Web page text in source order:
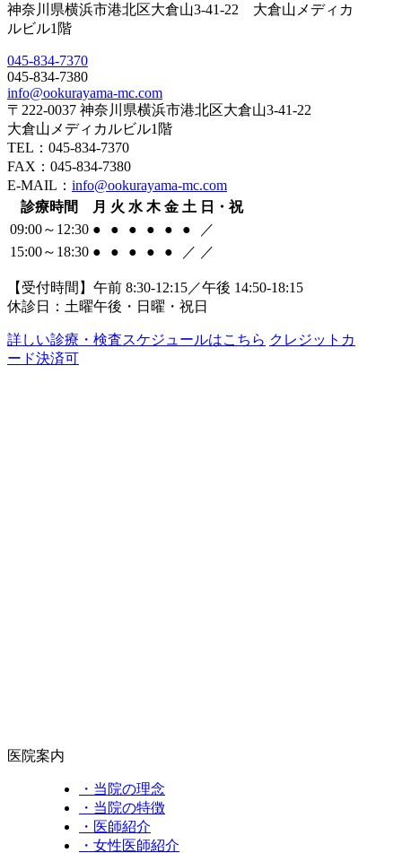
神奈川県横浜市港北区大倉山3-41-22 大倉山メディカ
ルビル1階
045-834-7370
045-834-7380
info@ookurayama-mc.com
〒222-0037 神奈川県横浜市港北区大倉山3-41-22
大倉山メディカルビル1階
TEL：045-834-7370
FAX：045-834-7380
E-MAIL： info@ookurayama-mc.com
診療時間
月 火 水 木 金 土 日・祝
09:00～12:30 ● ● ● ● ● ●
／
15:00～18:30 ● ● ● ● ● ／ ／
【受付時間】午前 8:30-12:15／午後 14:50-18:15
休診日：土曜午後・日曜・祝日
詳しい診療・検査スケジュールはこちら クレジットカ
ード決済可
医院案内
・当院の理念
・当院の特徴
・医師紹介
・女性医師紹介